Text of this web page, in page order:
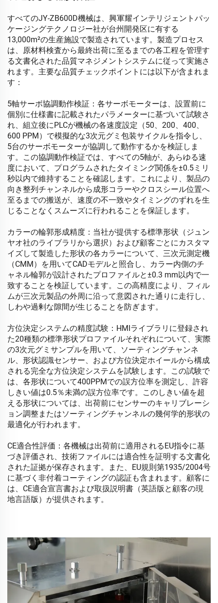
すべてのJY-ZB600D機械は、興軍耀インテリジェントパッ
ケージングテクノロジー社が台州開発区に有する
13,000m²の生産施設で製造されています。製造プロセス
は、原材料検査から最終出荷に至るまでの各工程を管理す
る文書化された品質マネジメントシステムに従って実施さ
れます。主要な品質チェックポイントには以下が含まれま
す：
5軸サーボ協調動作検証：各サーボモーターは、設置前に
個別に仕様書に記載されたパラメーターに基づいて試験さ
れ、組立後にPLCが機械の各速度設定（50、200、400、
600 PPM）で模擬的な3次元グミ包装サイクルを指令し、
5台のサーボモーターが協調して動作するかを検証しま
す。この協調動作検証では、すべての5軸が、あらゆる速
度において、プログラムされたタイミング関係を±0.5ミリ
秒以内で維持することを確認します。これにより、製品の
向き整列チャンネルから成形コラーやクロスシール位置へ
至るまでの搬送が、速度の不一致やタイミングのずれを生
じることなくスムーズに行われることを保証します。
カラーの輪郭形成精度：当社が提供する標準形状（ジュン
ヤオ社のライブラリから選択）および顧客ごとにカスタマ
イズして製造した形状の各カラーについて、三次元測定機
（CMM）を用いてCADモデルと照合し、カラー内側のチ
ャネル輪郭が設計されたプロファイルと±0.3 mm以内で一
致することを検証しています。この高精度により、フィル
ムが三次元製品の外周に沿って意図された通りに走行し、
しわや過剰な隙間が生じることを防ぎます。
方位決定システムの精度試験：HMIライブラリに登録され
た20種類の標準形状プロファイルそれぞれについて、実際
の3次元グミサンプルを用いて、ソーティングチャンネ
ル、形状認識センサー、および方位決定ホイールから構成
される完全な方位決定システムを試験します。この試験で
は、各形状について400PPMでの誤方位率を測定し、許容
しきい値は0.5％未満の誤方位率です。このしきい値を超
える形状については、出荷前にセンサーのキャリブレーシ
ョン調整またはソーティングチャンネルの幾何学的形状の
最適化が行われます。
CE適合性評価：各機械は出荷前に適用されるEU指令に基
づき評価され、技術ファイルには適合性を証明する文書化
された証拠が保存されます。また、EU規則第1935/2004号
に基づく非付着コーティングの認証も含まれます。顧客に
は、CE適合宣言書および取扱説明書（英語版と顧客の現
地言語版）が提供されます。